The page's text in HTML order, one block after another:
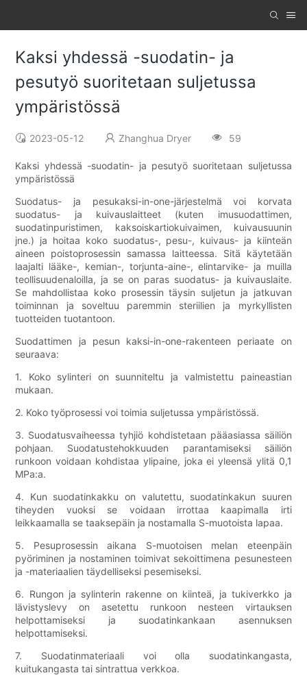
Kaksi yhdessä -suodatin- ja
pesutyö suoritetaan suljetussa
ympäristössä
2023-05-12 Zhanghua Dryer 59
Kaksi yhdessä -suodatin- ja pesutyö suoritetaan suljetussa
ympäristössä
Suodatus- ja pesukaksi-in-one-järjestelmä voi korvata
suodatus- ja kuivauslaitteet (kuten imusuodattimen,
suodatinpuristimen, kaksoiskartiokuivaimen, kuivausuunin
jne.) ja hoitaa koko suodatus-, pesu-, kuivaus- ja kiinteän
aineen poistoprosessin samassa laitteessa. Sitä käytetään
laajalti lääke-, kemian-, torjunta-aine-, elintarvike- ja muilla
teollisuudenaloilla, ja se on paras suodatus- ja kuivauslaite.
Se mahdollistaa koko prosessin täysin suljetun ja jatkuvan
toiminnan ja soveltuu paremmin steriilien ja myrkyllisten
tuotteiden tuotantoon.
Suodattimen ja pesun kaksi-in-one-rakenteen periaate on
seuraava:
1. Koko sylinteri on suunniteltu ja valmistettu paineastian
mukaan.
2. Koko työprosessi voi toimia suljetussa ympäristössä.
3. Suodatusvaiheessa tyhjiö kohdistetaan pääasiassa säiliön
pohjaan. Suodatustehokkuuden parantamiseksi säiliön
runkoon voidaan kohdistaa ylipaine, joka ei yleensä ylitä 0,1
MPa:a.
4. Kun suodatinkakku on valutettu, suodatinkakun suuren
tiheyden vuoksi se voidaan irrottaa kaapimalla irti
leikkaamalla se taaksepäin ja nostamalla S-muotoista lapaa.
5. Pesuprosessin aikana S-muotoisen melan eteenpäin
pyöriminen ja nostaminen toimivat sekoittimena pesunesteen
ja -materiaalien täydelliseksi pesemiseksi.
6. Rungon ja sylinterin rakenne on kiinteä, ja tukiverkko ja
lävistyslevy on asetettu runkoon nesteen virtauksen
helpottamiseksi ja suodatinkankaan asennuksen
helpottamiseksi.
7. Suodatinmateriaali voi olla suodatinkangasta,
kuitukangasta tai sintrattua verkkoa.